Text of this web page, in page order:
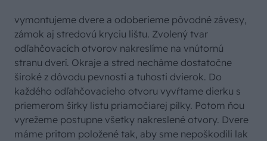
vymontujeme dvere a odoberieme pôvodné závesy,
zámok aj stredovú kryciu lištu. Zvolený tvar
odľahčovacích otvorov nakreslíme na vnútornú
stranu dverí. Okraje a stred necháme dostatočne
široké z dôvodu pevnosti a tuhosti dvierok. Do
každého odľahčovacieho otvoru vyvŕtame dierku s
priemerom šírky listu priamočiarej pílky. Potom ňou
vyrežeme postupne všetky nakreslené otvory. Dvere
máme pritom položené tak, aby sme nepoškodili lak